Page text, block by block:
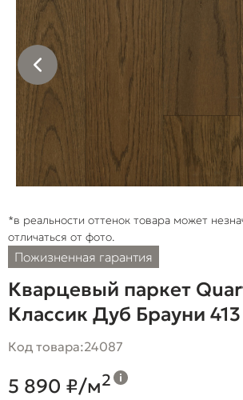
*в реальности оттенок товара может
отличаться от фото.
Пожизненная гарантия
Кварцевый паркет
Классик Дуб Брауни
Код товара:24087
5 890 ₽/м2